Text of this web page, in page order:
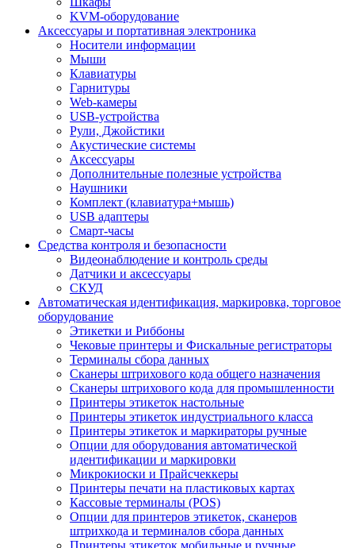
KVM-оборудование
Аксессуары и портативная электроника
Носители информации
Мыши
Клавиатуры
Гарнитуры
Web-камеры
USB-устройства
Рули, Джойстики
Акустические системы
Аксессуары
Дополнительные полезные устройства
Наушники
Комплект (клавиатура+мышь)
USB адаптеры
Смарт-часы
Средства контроля и безопасности
Видеонаблюдение и контроль среды
Датчики и аксессуары
СКУД
Автоматическая идентификация, маркировка, торговое
оборудование
Этикетки и Риббоны
Чековые принтеры и Фискальные регистраторы
Терминалы сбора данных
Сканеры штрихового кода общего назначения
Сканеры штрихового кода для промышленности
Принтеры этикеток настольные
Принтеры этикеток индустриального класса
Принтеры этикеток и маркираторы ручные
Опции для оборудования автоматической
идентификации и маркировки
Микрокиоски и Прайсчеккеры
Принтеры печати на пластиковых картах
Кассовые терминалы (POS)
Опции для принтеров этикеток, сканеров
штрихкода и терминалов сбора данных